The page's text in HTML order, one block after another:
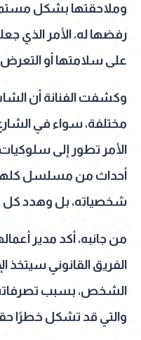
وملاحقتها بشكل
رفضها له، الأمر الذي
على سلامتها أو التعرض
وكشفت الفنانة أن
مختلفة، سواء في
الأمر تطور إلى
أحداث من مسلسل كلهم
شخصياته، بل وهدد كل
من جانبه، أكد مدير
الفريق القانوني سيتخذ
الشخص، بسبب تصرفاته
والتي قد تشكل خطرًا